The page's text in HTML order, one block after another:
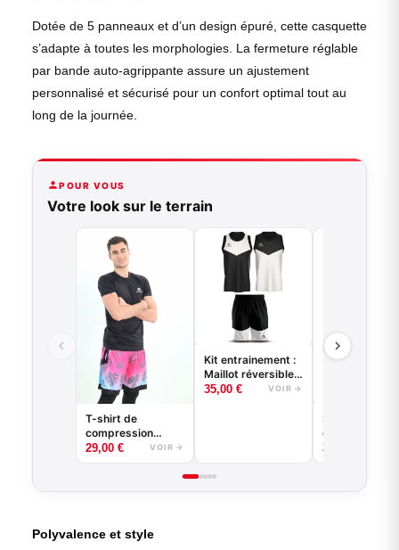
Dotée de 5 panneaux et d’un design épuré, cette casquette
s’adapte à toutes les morphologies. La fermeture réglable
par bande auto-agrippante assure un ajustement
personnalisé et sécurisé pour un confort optimal tout au
long de la journée.
POUR VOUS
Votre look sur le terrain
T-shirt de
compression
basketball - Good
29,00 € VOIR →
Kit entrainement :
Maillot réversible
+ short
35,00 € VOIR →
Sous-short de
compression
25,00
Polyvalence et style